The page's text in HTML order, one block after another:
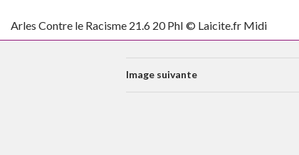
Arles Contre le Racisme 21.6 20 PhI © Laicite.fr Midi
Image suivante